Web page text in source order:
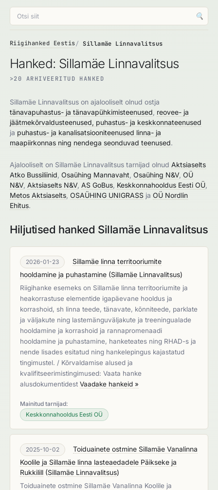
🔍
Riigihanked Eestis Sillamäe Linnavalitsus
Hanked: Sillamäe Linnavalitsus
>20 ARHIVEERITUD HANKED
Sillamäe Linnavalitsus on ajalooliselt olnud ostja
tänavapuhastus- ja tänavapühkimisteenused reovee- ja
jäätmekõrvaldusteenused, puhastus- ja keskkonnateenused
ja puhastus- ja kanalisatsiooniteenused linna- ja
maapiirkonnas ning nendega seonduvad teenused.
Ajalooliselt on Sillamäe Linnavalitsus tarnijad olnud Aktsiaselts
Atko Bussiliinid Osaühing Mannavaht Osaühing N&V OÜ
N&V Aktsiaselts N&V AS GoBus Keskkonnahooldus Eesti OÜ
Metos Aktsiaselts OSAÜHING UNIGRASS ja OÜ Nordlin
Ehitus.
Hiljutised hanked Sillamäe Linnavalitsus
2026-01-23
Sillamäe linna territooriumite
hooldamine ja puhastamine (Sillamäe Linnavalitsus)
Riigihanke esemeks on Sillamäe linna territooriumite ja
heakorrastuse elementide igapäevane hooldus ja
korrashoid, sh linna teede, tänavate, kõnniteede, parklate
ja väljakute ning lastemänguväljakute ja treeningualade
hooldamine ja korrashoid ja rannapromenaadi
hooldamine ja puhastamine, hanketeates ning RHAD-s ja
nende lisades esitatud ning hankelepingus kajastatud
tingimustel. / Kõrvaldamise alused ja
kvalifitseerimistingimused: Vaata hanke
alusdokumentidest Vaadake hankeid »
Mainitud tarnijad:
Keskkonnahooldus Eesti OÜ
2025-10-02
Toiduainete ostmine Sillamäe Vanalinna
Koolile ja Sillamäe linna lasteaedadele Päikseke ja
Rukkilill (Sillamäe Linnavalitsus)
Toiduainete ostmine Sillamäe Vanalinna Koolile ja